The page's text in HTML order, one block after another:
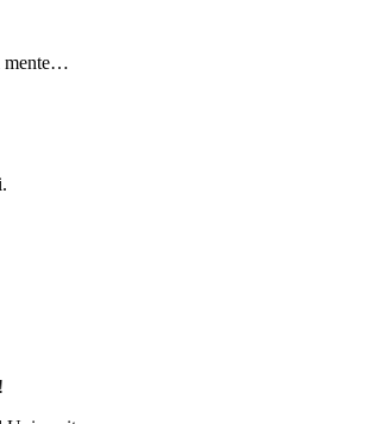
mente…
!